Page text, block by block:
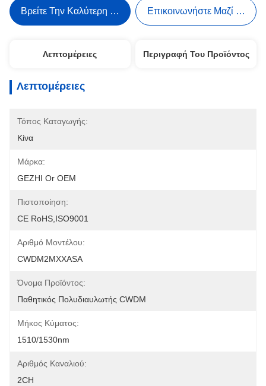
Βρείτε Την Καλύτερη Τιμή Επικοινωνήστε Μαζί Μας
Λεπτομέρειες Περιγραφή Του Προϊόντος
Λεπτομέρειες
Τόπος Καταγωγής:
Κίνα
Μάρκα:
GEZHI Or OEM
Πιστοποίηση:
CE RoHS,ISO9001
Αριθμό Μοντέλου:
CWDM2MXXASA
Όνομα Προϊόντος:
Παθητικός Πολυδιαυλωτής CWDM
Μήκος Κύματος:
1510/1530nm
Αριθμός Καναλιού:
2CH